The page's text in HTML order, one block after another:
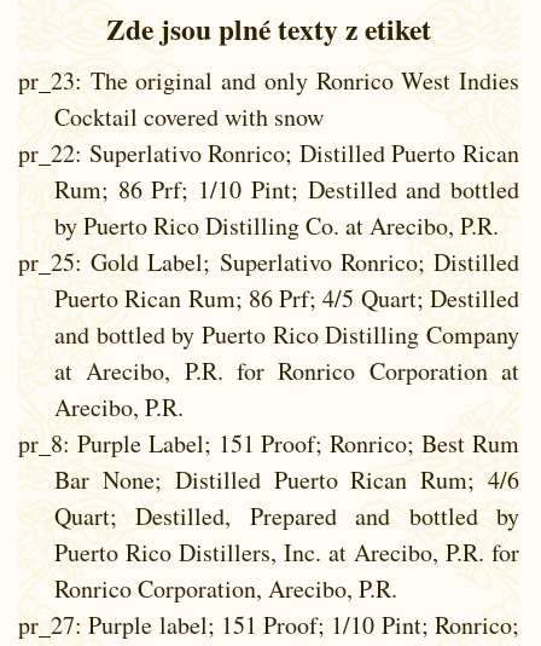
Zde jsou plné texty z etiket
pr_23: The original and only Ronrico West Indies
Cocktail covered with snow
pr_22: Superlativo Ronrico; Distilled Puerto Rican
Rum; 86 Prf; 1/10 Pint; Destilled and bottled
by Puerto Rico Distilling Co. at Arecibo, P.R.
pr_25: Gold Label; Superlativo Ronrico; Distilled
Puerto Rican Rum; 86 Prf; 4/5 Quart; Destilled
and bottled by Puerto Rico Distilling Company
at Arecibo, P.R. for Ronrico Corporation at
Arecibo, P.R.
pr_8: Purple Label; 151 Proof; Ronrico; Best Rum
Bar None; Distilled Puerto Rican Rum; 4/6
Quart; Destilled, Prepared and bottled by
Puerto Rico Distillers, Inc. at Arecibo, P.R. for
Ronrico Corporation, Arecibo, P.R.
pr_27: Purple label; 151 Proof; 1/10 Pint; Ronrico;